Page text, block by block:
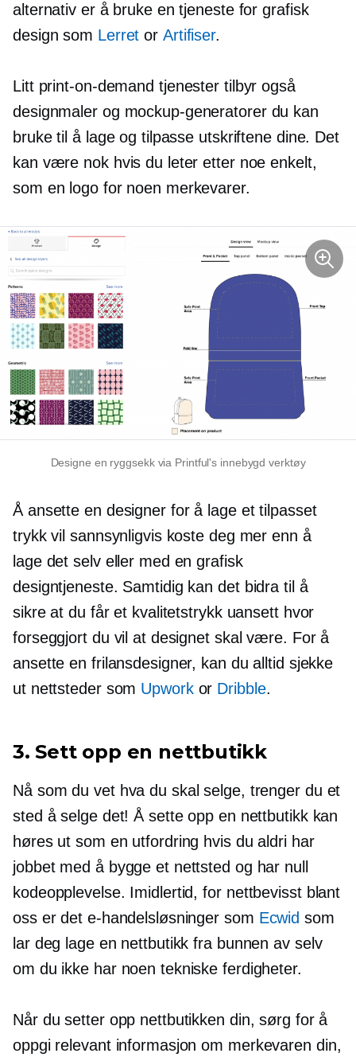
alternativ er å bruke en tjeneste for grafisk
design som Lerret or Artifiser.
Litt print-on-demand tjenester tilbyr også
designmaler og mockup-generatorer du kan
bruke til å lage og tilpasse utskriftene dine. Det
kan være nok hvis du leter etter noe enkelt,
som en logo for noen merkevarer.
Designe en ryggsekk via Printful's innebygd verktøy
Å ansette en designer for å lage et tilpasset
trykk vil sannsynligvis koste deg mer enn å
lage det selv eller med en grafisk
designtjeneste. Samtidig kan det bidra til å
sikre at du får et kvalitetstrykk uansett hvor
forseggjort du vil at designet skal være. For å
ansette en frilansdesigner, kan du alltid sjekke
ut nettsteder som Upworkor Dribble.
3. Sett opp en nettbutikk
Nå som du vet hva du skal selge, trenger du et
sted å selge det! Å sette opp en nettbutikk kan
høres ut som en utfordring hvis du aldri har
jobbet med å bygge et nettsted og har null
kodeopplevelse. Imidlertid, for nettbevisstblant
oss er det e-handelsløsninger som Ecwid som
lar deg lage en nettbutikk fra bunnen av selv
om du ikke har noen tekniske ferdigheter.
Når du setter opp nettbutikken din, sørg for å
oppgi relevant informasjon om merkevaren din,